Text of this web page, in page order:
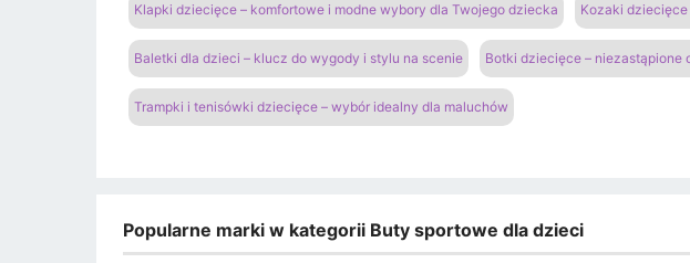
Klapki dziecięce – komfortowe i modne wybory dla Twojego dziecka Kozaki dziecięce
Baletki dla dzieci – klucz do wygody i stylu na scenie Botki dziecięce – niezastąpione
Trampki i tenisówki dziecięce – wybór idealny dla maluchów
Popularne marki w kategorii Buty sportowe dla dzieci